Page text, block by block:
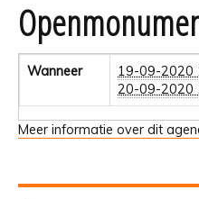
Wanneer 19-09-2020
20-09-2020
Meer informatie over dit